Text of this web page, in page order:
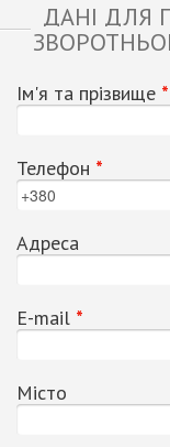
ДАНІ ДЛЯ
Ім'я та прізвище *
Телефон *
Адреса
Е-mail *
Місто